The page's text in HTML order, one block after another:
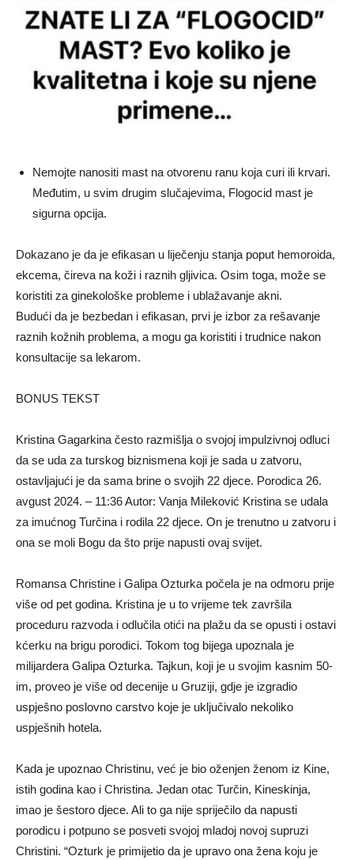
Nemojte nanositi mast na otvorenu ranu koja curi ili krvari.
Međutim, u svim drugim slučajevima, Flogocid mast je
sigurna opcija.
Dokazano je da je efikasan u liječenju stanja poput hemoroida,
ekcema, čireva na koži i raznih gljivica. Osim toga, može se
koristiti za ginekološke probleme i ublažavanje akni.
Budući da je bezbedan i efikasan, prvi je izbor za rešavanje
raznih kožnih problema, a mogu ga koristiti i trudnice nakon
konsultacije sa lekarom.
BONUS TEKST
Kristina Gagarkina često razmišlja o svojoj impulzivnoj odluci
da se uda za turskog biznismena koji je sada u zatvoru,
ostavljajući je da sama brine o svojih 22 djece. Porodica 26.
avgust 2024. – 11:36 Autor: Vanja Mileković Kristina se udala
za imućnog Turčina i rodila 22 djece. On je trenutno u zatvoru i
ona se moli Bogu da što prije napusti ovaj svijet.
Romansa Christine i Galipa Ozturka počela je na odmoru prije
više od pet godina. Kristina je u to vrijeme tek završila
proceduru razvoda i odlučila otići na plažu da se opusti i ostavi
kćerku na brigu porodici. Tokom tog bijega upoznala je
milijardera Galipa Ozturka. Tajkun, koji je u svojim kasnim 50-
im, proveo je više od decenije u Gruziji, gdje je izgradio
uspješno poslovno carstvo koje je uključivalo nekoliko
uspješnih hotela.
Kada je upoznao Christinu, već je bio oženjen ženom iz Kine,
istih godina kao i Christina. Jedan otac Turčin, Kineskinja,
imao je šestoro djece. Ali to ga nije spriječilo da napusti
porodicu i potpuno se posveti svojoj mladoj novoj supruzi
Christini. “Ozturk je primijetio da je upravo ona žena koju je